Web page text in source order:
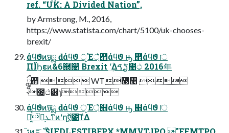
ref. “UK: A Divided Nation”,
by Armstrong, M., 2016,
https://www.statista.com/chart/5100/uk-chooses-
brexit/
άϥϑͷछྨ ԁάϥϑ ੵΈ্͛๮άϥϑ ԣ ๮άϥϑ ॎ
ΠΪϦεͷ&6཭୤ Brexit ʹؔ͢Δࠃຽ౤ථ 2016年
࢒ཹ  WT཭୤ 
˞౤ථ཰ɿ
άϥϑͷछྨ ԁάϥϑ ੵΈ্͛๮άϥϑ ԣ ๮άϥϑ ॎ
ܥྻ͕ͭ૿͚͑ͨͩͳͷʹղऍ͕೉͘͠ͳΔ